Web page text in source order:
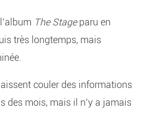
The Stageparu en
très longtemps, mais
couler des informations
des mois, mais il n’y a jamais